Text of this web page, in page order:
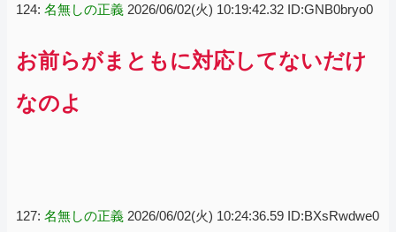
124: 名無しの正義 2026/06/02(火) 10:19:42.32 ID:GNB0bryo0
お前らがまともに対応してないだけ
なのよ
127: 名無しの正義 2026/06/02(火) 10:24:36.59 ID:BXsRwdwe0